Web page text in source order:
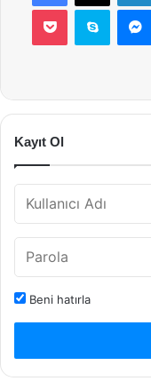
Pocket Skype
Kayıt Ol
Beni hatırla